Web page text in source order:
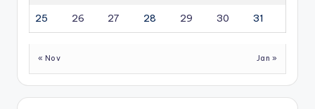
25 26 27 28 29 30 31
« Nov Jan »